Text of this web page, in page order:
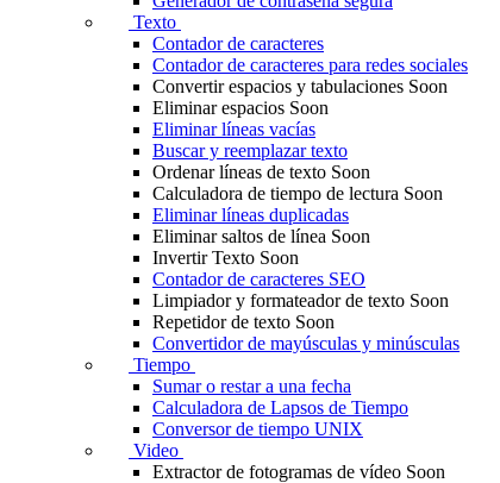
Texto
Contador de caracteres
Contador de caracteres para redes sociales
Convertir espacios y tabulaciones Soon
Eliminar espacios Soon
Eliminar líneas vacías
Buscar y reemplazar texto
Ordenar líneas de texto Soon
Calculadora de tiempo de lectura Soon
Eliminar líneas duplicadas
Eliminar saltos de línea Soon
Invertir Texto Soon
Contador de caracteres SEO
Limpiador y formateador de texto Soon
Repetidor de texto Soon
Convertidor de mayúsculas y minúsculas
Tiempo
Sumar o restar a una fecha
Calculadora de Lapsos de Tiempo
Conversor de tiempo UNIX
Video
Extractor de fotogramas de vídeo Soon